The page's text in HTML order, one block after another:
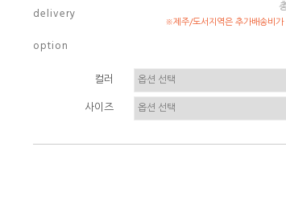
d e l i v e r y
※제주/도서지역은 추가배송비
o p t i o n
컬러
사이즈